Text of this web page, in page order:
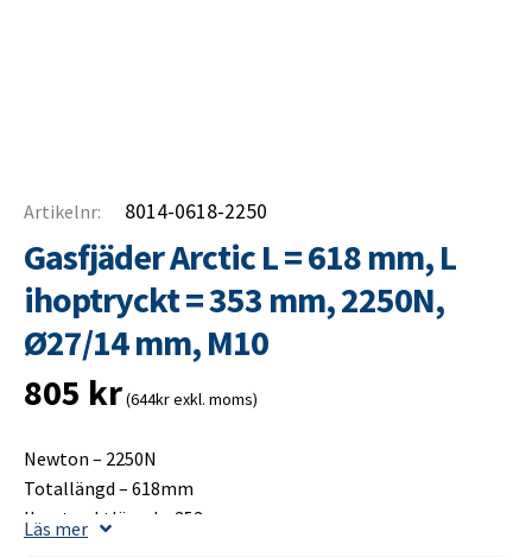
Artikelnr: 8014-0618-2250
Gasfjäder Arctic L = 618 mm, L
ihoptryckt = 353 mm, 2250N,
Ø27/14 mm, M10
805 kr(644kr exkl. moms)
Newton – 2250N
Totallängd – 618mm
Ihoptrycktlängd – 353mm
Läs mer